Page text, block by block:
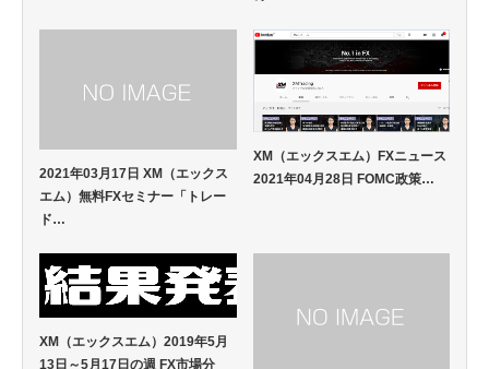
2021年03月17日 XM（エックス
エム）無料FXセミナー「トレー
ド…
XM（エックスエム）FXニュース
2021年04月28日 FOMC政策…
XM（エックスエム）2019年5月
13日～5月17日の週 FX市場分